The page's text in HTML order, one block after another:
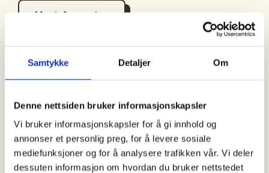
Samtykke Detaljer Om
Denne nettsiden bruker informasjonskapsler
Vi bruker informasjonskapsler for å gi innhold og
annonser et personlig preg, for å levere sosiale
mediefunksjoner og for å analysere trafikken vår. Vi deler
dessuten informasjon om hvordan du bruker nettstedet
Mer informasjon
Tid
19. Aug 2026